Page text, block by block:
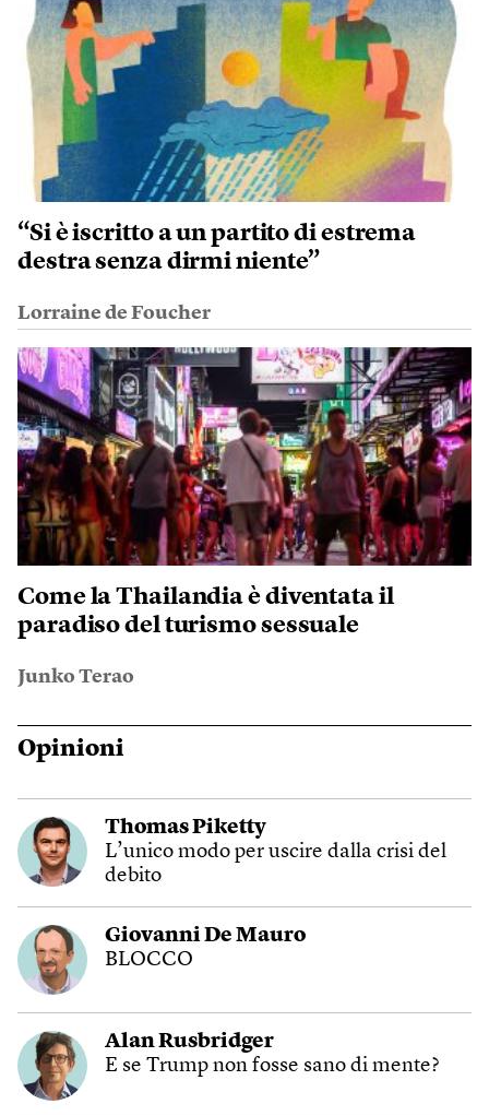
“Si è iscritto a un partito di estrema
destra senza dirmi niente”
Lorraine de Foucher
Come la Thailandia è diventata il
paradiso del turismo sessuale
Junko Terao
Opinioni
Thomas Piketty
L’unico modo per uscire dalla crisi del
debito
Giovanni De Mauro
BLOCCO
Alan Rusbridger
E se Trump non fosse sano di mente?